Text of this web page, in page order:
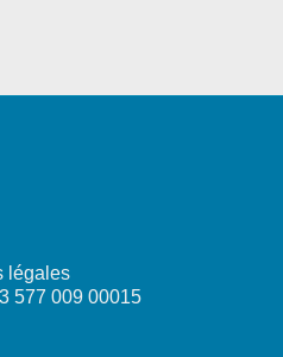
légales
577 009 00015